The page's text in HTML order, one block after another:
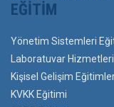
EĞITIM
Yönetim Sistemleri
Laboratuvar
Kişisel Gelişim
KVKK Eğitimi